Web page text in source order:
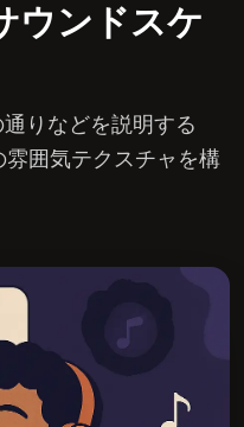
ウンドスケ
りなどを説明する
囲気テクスチャを構